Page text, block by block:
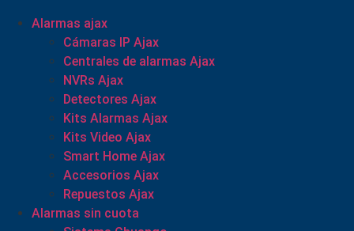
Alarmas ajax
Cámaras IP Ajax
Centrales de alarmas Ajax
NVRs Ajax
Detectores Ajax
Kits Alarmas Ajax
Kits Video Ajax
Smart Home Ajax
Accesorios Ajax
Repuestos Ajax
Alarmas sin cuota